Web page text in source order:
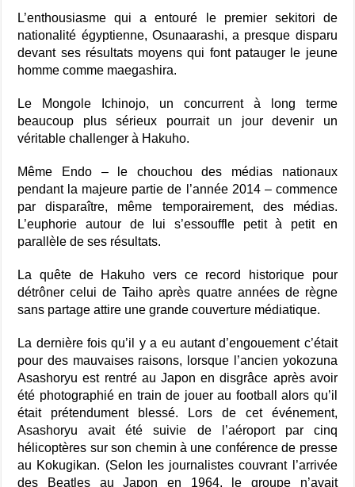
L’enthousiasme qui a entouré le premier sekitori de
nationalité égyptienne, Osunaarashi, a presque disparu
devant ses résultats moyens qui font patauger le jeune
homme comme maegashira.
Le Mongole Ichinojo, un concurrent à long terme
beaucoup plus sérieux pourrait un jour devenir un
véritable challenger à Hakuho.
Même Endo – le chouchou des médias nationaux
pendant la majeure partie de l’année 2014 – commence
par disparaître, même temporairement, des médias.
L’euphorie autour de lui s’essouffle petit à petit en
parallèle de ses résultats.
La quête de Hakuho vers ce record historique pour
détrôner celui de Taiho après quatre années de règne
sans partage attire une grande couverture médiatique.
La dernière fois qu’il y a eu autant d’engouement c’était
pour des mauvaises raisons, lorsque l’ancien yokozuna
Asashoryu est rentré au Japon en disgrâce après avoir
été photographié en train de jouer au football alors qu’il
était prétendument blessé. Lors de cet événement,
Asashoryu avait été suivie de l’aéroport par cinq
hélicoptères sur son chemin à une conférence de presse
au Kokugikan. (Selon les journalistes couvrant l’arrivée
des Beatles au Japon en 1964, le groupe n’avait